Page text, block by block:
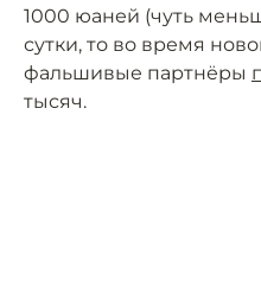
1000 юаней (чуть
сутки, то во время
фальшивые партнёры
тысяч.